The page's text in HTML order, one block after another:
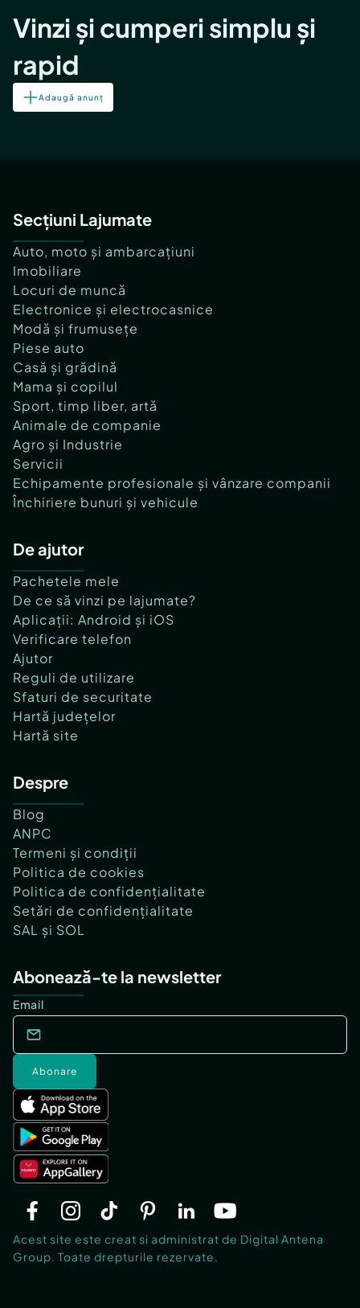
Vinzi și cumperi simplu și
rapid
Adaugă anunț
Secțiuni Lajumate
Auto, moto și ambarcațiuni
Imobiliare
Locuri de muncă
Electronice și electrocasnice
Modă și frumusețe
Piese auto
Casă și grădină
Mama și copilul
Sport, timp liber, artă
Animale de companie
Agro și Industrie
Servicii
Echipamente profesionale și vânzare companii
Închiriere bunuri și vehicule
De ajutor
Pachetele mele
De ce să vinzi pe lajumate?
Aplicații: Android și iOS
Verificare telefon
Ajutor
Reguli de utilizare
Sfaturi de securitate
Hartă județelor
Hartă site
Despre
Blog
ANPC
Termeni și condiții
Politica de cookies
Politica de confidențialitate
Setări de confidențialitate
SAL și SOL
Abonează-te la newsletter
Email
Abonare
Acest site este creat si administrat de Digital Antena
Group. Toate drepturile rezervate.